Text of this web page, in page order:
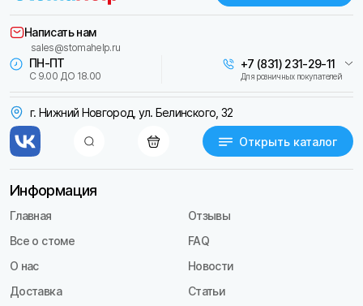
г. Нижний Новгород, ул. Белинского, 32
Открыть каталог
ПН-ПТ
С 9.00 ДО 18.00
+7 (831) 231-29-11
Для розничных покупателей
Написать нам
sales@stomahelp.ru
Информация
Главная
Все о стоме
О нас
Доставка
Отзывы
FAQ
Новости
Статьи